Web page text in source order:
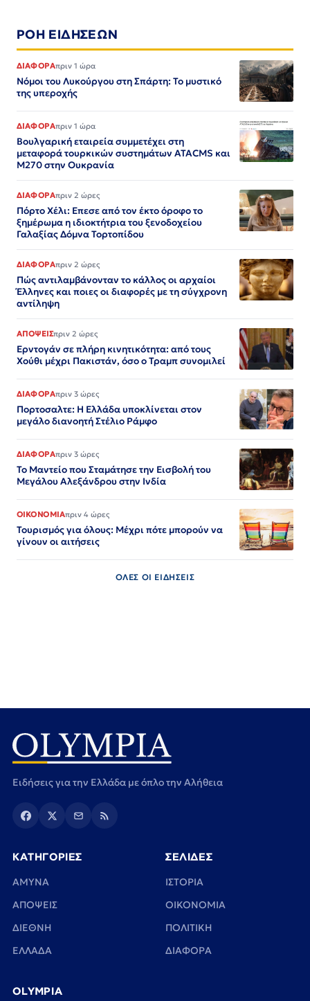
ΡΟΗ ΕΙΔΗΣΕΩΝ
ΔΙΑΦΟΡΑπριν 1 ώρα
Νόμοι του Λυκούργου στη Σπάρτη: Το μυστικό
της υπεροχής
ΔΙΑΦΟΡΑπριν 1 ώρα
Βουλγαρική εταιρεία συμμετέχει στη
μεταφορά τουρκικών συστημάτων ATACMS και
M270 στην Ουκρανία
ΔΙΑΦΟΡΑπριν 2 ώρες
Πόρτο Χέλι: Επεσε από τον έκτο όροφο το
ξημέρωμα η ιδιοκτήτρια του ξενοδοχείου
Γαλαξίας Δόμνα Τορτοπίδου
ΔΙΑΦΟΡΑπριν 2 ώρες
Πώς αντιλαμβάνονταν το κάλλος οι αρχαίοι
Έλληνες και ποιες οι διαφορές με τη σύγχρονη
αντίληψη
ΑΠΟΨΕΙΣπριν 2 ώρες
Ερντογάν σε πλήρη κινητικότητα: από τους
Χούθι μέχρι Πακιστάν, όσο ο Τραμπ συνομιλεί
ΔΙΑΦΟΡΑπριν 3 ώρες
Πορτοσαλτε: Η Ελλάδα υποκλίνεται στον
μεγάλο διανοητή Στέλιο Ράμφο
ΔΙΑΦΟΡΑπριν 3 ώρες
Το Μαντείο που Σταμάτησε την Εισβολή του
Μεγάλου Αλεξάνδρου στην Ινδία
ΟΙΚΟΝΟΜΙΑπριν 4 ώρες
Τουρισμός για όλους: Μέχρι πότε μπορούν να
γίνουν οι αιτήσεις
ΟΛΕΣ ΟΙ ΕΙΔΗΣΕΙΣ
Ειδήσεις για την Ελλάδα με όπλο την Αλήθεια
ΚΑΤΗΓΟΡΙΕΣ
ΑΜΥΝΑ
ΑΠΟΨΕΙΣ
ΔΙΕΘΝΗ
ΕΛΛΑΔΑ
ΣΕΛΙΔΕΣ
ΙΣΤΟΡΙΑ
ΟΙΚΟΝΟΜΙΑ
ΠΟΛΙΤΙΚΗ
ΔΙΑΦΟΡΑ
OLYMPIA